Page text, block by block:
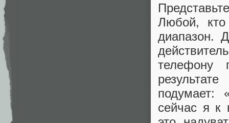
Любой,
диапазон.
телефону
подумает:
сейчас я к